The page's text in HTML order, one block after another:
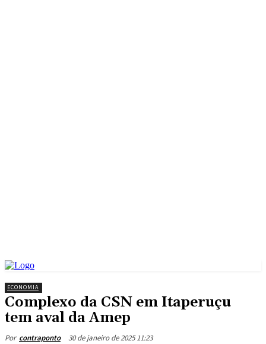
ECONOMIA
Complexo da CSN em Itaperuçu
tem aval da Amep
Por contraponto 30 de janeiro de 2025 11:23